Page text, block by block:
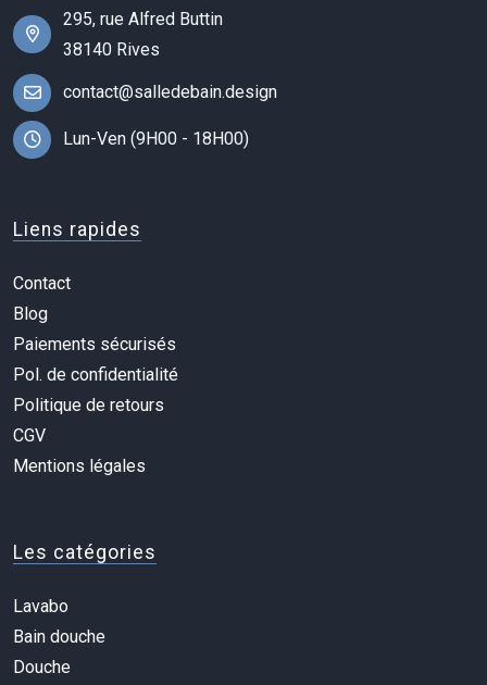
295, rue Alfred Buttin
38140 Rives
contact@salledebain.design
Lun-Ven (9H00 - 18H00)
Liens rapides
Contact
Blog
Paiements sécurisés
Pol. de confidentialité
Politique de retours
CGV
Mentions légales
Les catégories
Lavabo
Bain douche
Douche